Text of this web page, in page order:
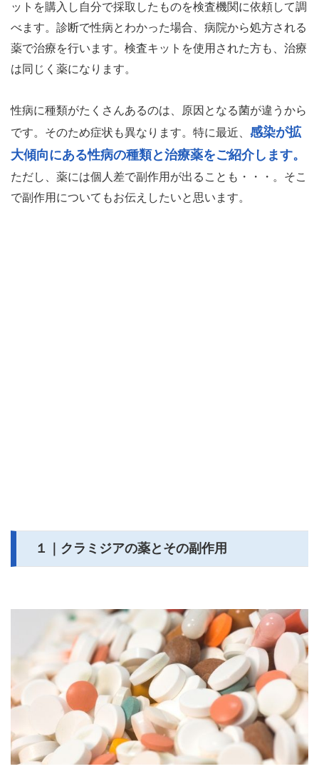
ットを購入し自分で採取したものを検査機関に依頼して調
べます。診断で性病とわかった場合、病院から処方される
薬で治療を行います。検査キットを使用された方も、治療
は同じく薬になります。
性病に種類がたくさんあるのは、原因となる菌が違うから
です。そのため症状も異なります。特に最近、 感染が拡
大傾向にある性病の種類と治療薬をご紹介します。
ただし、薬には個人差で副作用が出ることも・・・。そこ
で副作用についてもお伝えしたいと思います。
１｜クラミジアの薬とその副作用